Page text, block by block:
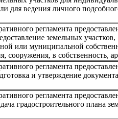
для ведения личного
регламента
земельных участков,
или муниципальной
сооружения, в собственность,
регламента
и утверждение
регламента
градостроительного плана